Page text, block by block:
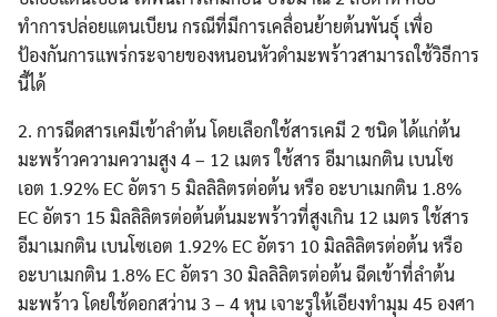
ทำการปล่อยแตนเบียน กรณีที่มีการเคลื่อนย้ายต้นพันธุ์ เพื่อ
ป้องกันการแพร่กระจายของหนอนหัวดำมะพร้าวสามารถใช้วิธีการ
นี้ได้
2. การฉีดสารเคมีเข้าลำต้น โดยเลือกใช้สารเคมี 2 ชนิด ได้แก่ต้น
มะพร้าวความความสูง 4 – 12 เมตร ใช้สาร อีมาเมกติน เบนโซ
เอต 1.92% EC อัตรา 5 มิลลิลิตรต่อต้น หรือ อะบาเมกติน 1.8%
EC อัตรา 15 มิลลิลิตรต่อต้นต้นมะพร้าวที่สูงเกิน 12 เมตร ใช้สาร
อีมาเมกติน เบนโซเอต 1.92% EC อัตรา 10 มิลลิลิตรต่อต้น หรือ
อะบาเมกติน 1.8% EC อัตรา 30 มิลลิลิตรต่อต้น ฉีดเข้าที่ลำต้น
มะพร้าว โดยใช้ดอกสว่าน 3 – 4 หุน เจาะรูให้เอียงทำมุม 45 องศา